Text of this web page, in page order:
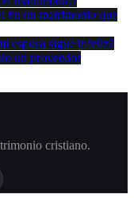
en un matrimonio que
esposa sigue infeliz?
un proveedor
cristiano.